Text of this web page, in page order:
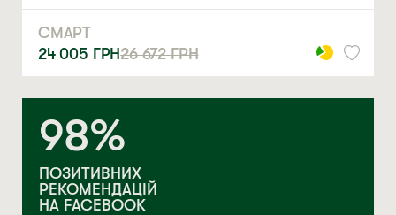
СМАРТ
24 005 ГРН26 672ГРН
98%
ПОЗИТИВНИХ
РЕКОМЕНДАЦІЙ
НА FACEBOOK